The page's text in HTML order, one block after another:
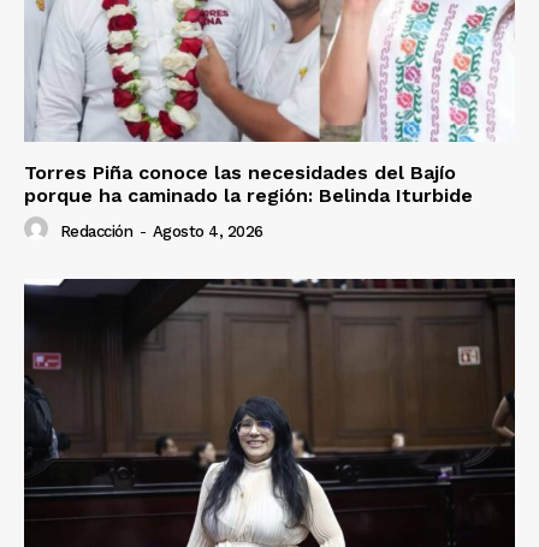
Torres Piña conoce las necesidades del Bajío
porque ha caminado la región: Belinda Iturbide
Redacción - Agosto 4, 2026